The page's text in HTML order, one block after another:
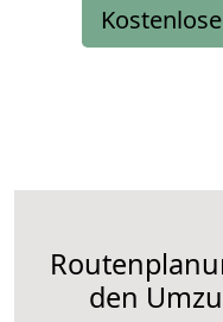
den